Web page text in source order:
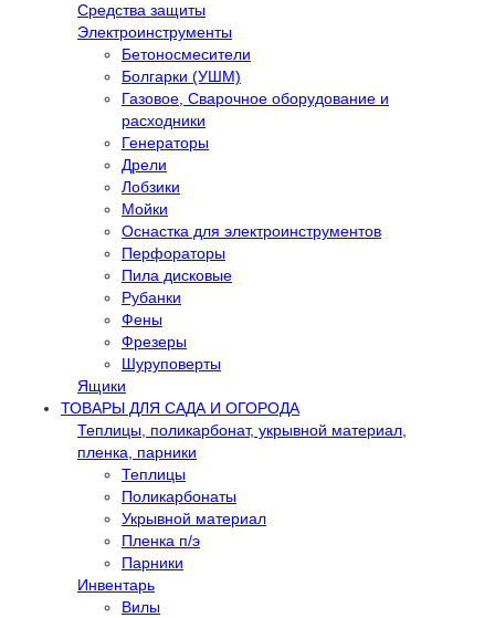
Средства защиты
Электроинструменты
Бетоносмесители
Болгарки (УШМ)
Газовое, Сварочное оборудование и
расходники
Генераторы
Дрели
Лобзики
Мойки
Оснастка для электроинструментов
Перфораторы
Пила дисковые
Рубанки
Фены
Фрезеры
Шуруповерты
Ящики
ТОВАРЫ ДЛЯ САДА И ОГОРОДА
Теплицы, поликарбонат, укрывной материал,
пленка, парники
Теплицы
Поликарбонаты
Укрывной материал
Пленка п/э
Парники
Инвентарь
Вилы